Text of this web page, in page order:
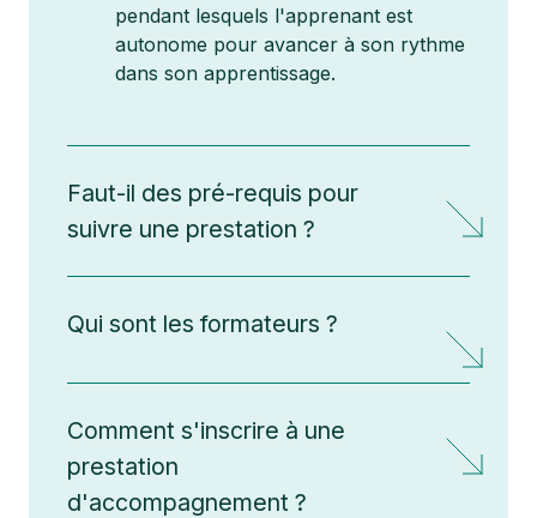
pendant lesquels l'apprenant est
autonome pour avancer à son rythme
dans son apprentissage.
Faut-il des pré-requis pour
suivre une prestation ?
Qui sont les formateurs ?
Comment s'inscrire à une
prestation
d'accompagnement ?